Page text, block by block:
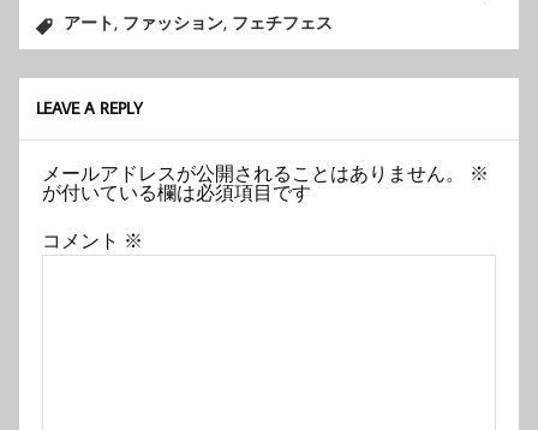
アート, ファッション, フェチフェス
LEAVE A REPLY
メールアドレスが公開されることはありません。
※
が付いている欄は必須項目です
コメント ※